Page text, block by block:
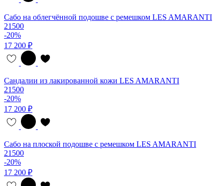
Сабо на облегчённой подошве с ремешком LES AMARANTI
21500
-20%
17 200 ₽
Сандалии из лакированной кожи LES AMARANTI
21500
-20%
17 200 ₽
Сабо на плоской подошве с ремешком LES AMARANTI
21500
-20%
17 200 ₽